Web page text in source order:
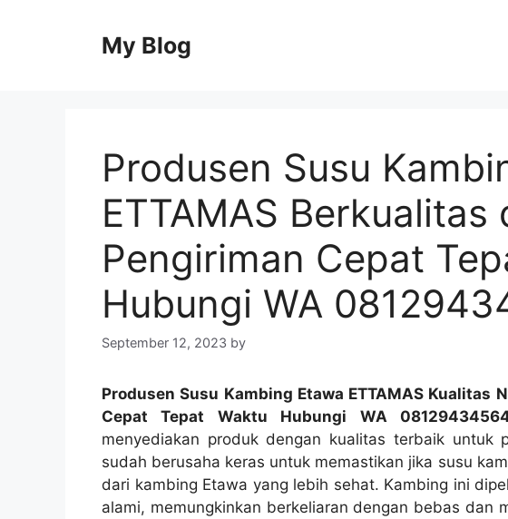
My Blog
Produsen Susu
ETTAMAS Berkualitas
Pengiriman Cepat
Hubungi WA
September 12, 2023 by
Produsen Susu Kambing Etawa ETTAMAS Kualitas
Cepat Tepat Waktu Hubungi WA
menyediakan produk dengan kualitas terbaik untuk
sudah berusaha keras untuk memastikan jika susu
dari kambing Etawa yang lebih sehat. Kambing ini
alami, memungkinkan berkeliaran dengan bebas dan